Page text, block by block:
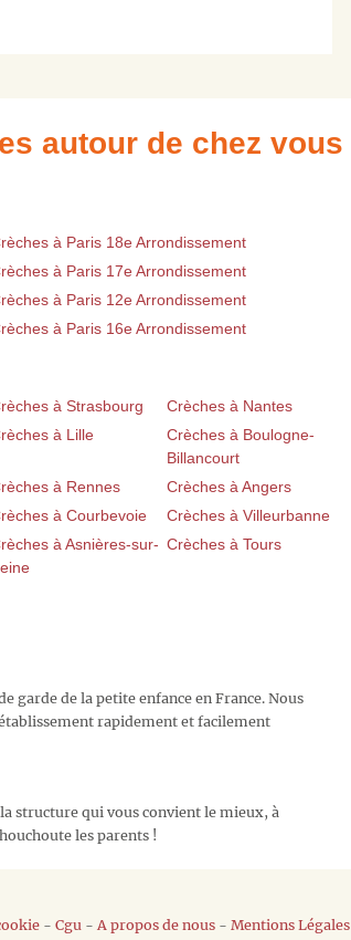
autour de chez vous
à Paris 18e Arrondissement
à Paris 17e Arrondissement
à Paris 12e Arrondissement
à Paris 16e Arrondissement
à Strasbourg
Crèches à Nantes
à Lille
Crèches à Boulogne-
Billancourt
à Rennes
Crèches à Angers
à Courbevoie
Crèches à Villeurbanne
à Asnières-sur- Crèches à Tours
garde de la petite enfance en France. Nous
rapidement et facilement
structure qui vous convient le mieux, à
les parents !
- Cgu - A propos de nous - Mentions Légales